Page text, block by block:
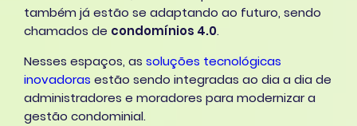
também já estão se adaptando ao futuro, sendo
chamados de condomínios 4.0.
Nesses espaços, as soluções tecnológicas
inovadoras estão sendo integradas ao dia a dia de
administradores e moradores para modernizar a
gestão condominial.